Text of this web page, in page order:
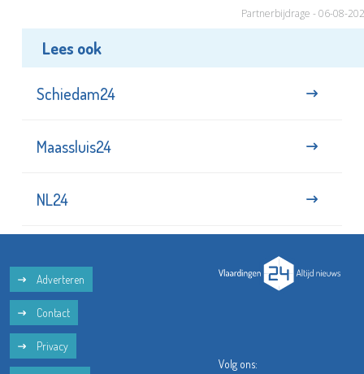
Partnerbijdrage - 06-08-
Lees ook
Schiedam24
Maassluis24
NL24
Adverteren
Contact
Privacy
Volg ons: